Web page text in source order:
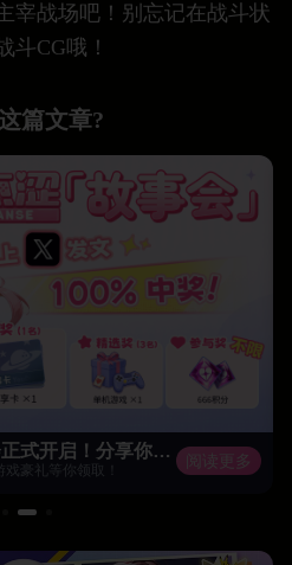
宰战场吧！别忘记在战斗状
斗CG哦！
篇文章?
官方活动｜游点涩故事会正式开启！分享你的故事，100%有奖！
豪礼等你领取！ 阅读更多